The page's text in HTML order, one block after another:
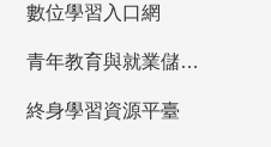
數位學習入口網
青年教育與就業儲蓄帳戶
終身學習資源平臺